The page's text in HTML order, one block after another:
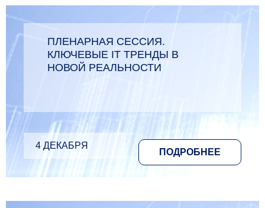
ПЛЕНАРНАЯ СЕССИЯ.
КЛЮЧЕВЫЕ IT ТРЕНДЫ В
НОВОЙ РЕАЛЬНОСТИ
4 ДЕКАБРЯ
ПОДРОБНЕЕ